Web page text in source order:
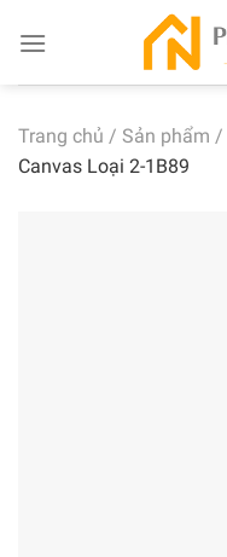
Trang chủ / Sản phẩm /
Canvas Loại 2-1B89